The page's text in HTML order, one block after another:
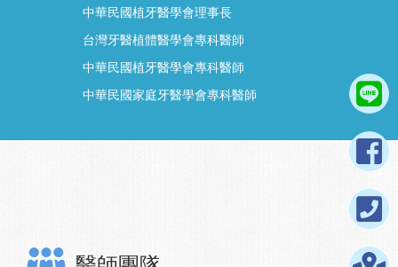
中華民國植牙醫學會理事長
台灣牙醫植體醫學會專科醫師
中華民國植牙醫學會專科醫師
中華民國家庭牙醫學會專科醫師